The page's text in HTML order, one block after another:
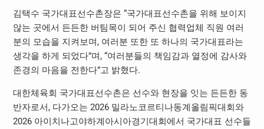
김택수 국가대표선수촌장은 “국가대표선수촌을 위해 보이지
않는 곳에서 든든한 버팀목이 되어 주신 협력업체 직원 여러
분의 모습을 지켜보며, 여러분 또한 또 하나의 국가대표라는
생각을 하게 되었다”며, “여러분들의 책임감과 열정에 감사와
존경의 마음을 전한다”고 밝혔다.
대한체육회 국가대표선수촌은 선수와 현장을 잇는 든든한 동
반자로서, 다가오는 2026 밀라노코르티나동계올림픽대회와
2026 아이치나고야하계아시아경기대회에서 국가대표 선수들